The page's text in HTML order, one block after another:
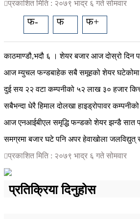
प्रकाशित मिति : २०७९ भाद्र ६ गते सोमवार
फ- फ फ+
काठमाण्डौ,भदौ ६ । शेयर बजार आज दोस्रो
आज म्युचल फन्डबाहेक सबै समूहको शेयर
दुई सय २२ वटा कम्पनीको ५२ लाख ३० हजार
सबैभन्दा धेरै हिमाल दोलखा हाइड्रोपावर
आज एनआईबीएल समृद्धि फन्डको शेयर झन्डै सात
समग्रमा बजार घटे पनि अपर हेवाखोला जलविद्युत्
प्रकाशित मिति : २०७९ भाद्र ६ गते सोमवार
प्रतिक्रिया दिनुहोस